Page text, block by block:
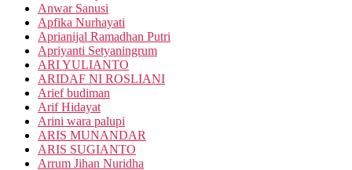
Anwar Sanusi
Apfika Nurhayati
Aprianijal Ramadhan Putri
Apriyanti Setyaningrum
ARI YULIANTO
ARIDAF NI ROSLIANI
Arief budiman
Arif Hidayat
Arini wara palupi
ARIS MUNANDAR
ARIS SUGIANTO
Arrum Jihan Nuridha